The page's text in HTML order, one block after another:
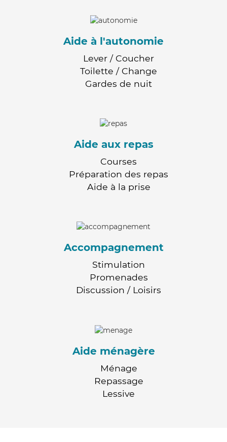
Aide à l'autonomie
Lever / Coucher
Toilette / Change
Gardes de nuit
Aide aux repas
Courses
Préparation des repas
Aide à la prise
Accompagnement
Stimulation
Promenades
Discussion / Loisirs
Aide ménagère
Ménage
Repassage
Lessive